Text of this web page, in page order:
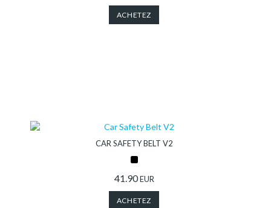
ACHETEZ
CAR SAFETY BELT V2
41.90EUR
ACHETEZ